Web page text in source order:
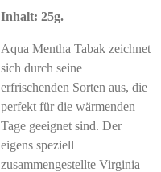
Inhalt: 25g.
Aqua Mentha Tabak zeichnet
sich durch seine
erfrischenden Sorten aus, die
perfekt für die wärmenden
Tage geeignet sind. Der
eigens speziell
zusammengestellte Virginia